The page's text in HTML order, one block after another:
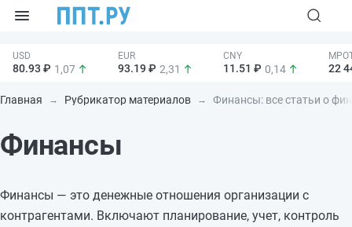
80.93 ₽ 1,07 93.19 ₽ 2,31 11.51 ₽ 0,14 22
Главная Рубрикатор материалов Финансы: все статьи о
Финансы
Финансы — это денежные отношения организации с
контрагентами. Включают планирование, учет, контроль